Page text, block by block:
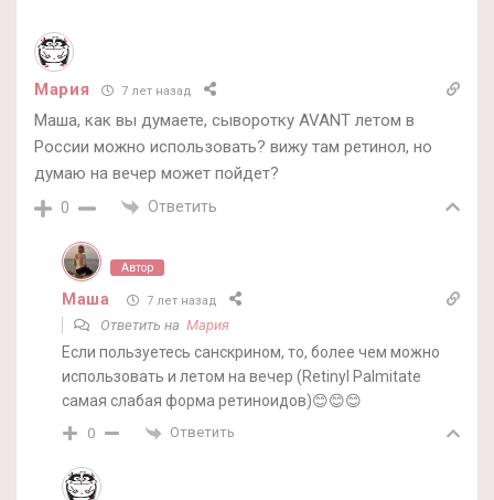
Мария 7 лет назад
Маша, как вы думаете, сыворотку AVANT летом в
России можно использовать? вижу там ретинол, но
думаю на вечер может пойдет?
0 Ответить
Автор
Маша 7 лет назад
Ответить на Мария
Если пользуетесь санскрином, то, более чем можно
использовать и летом на вечер (Retinyl Palmitate
самая слабая форма ретиноидов)😊😊😊
0 Ответить